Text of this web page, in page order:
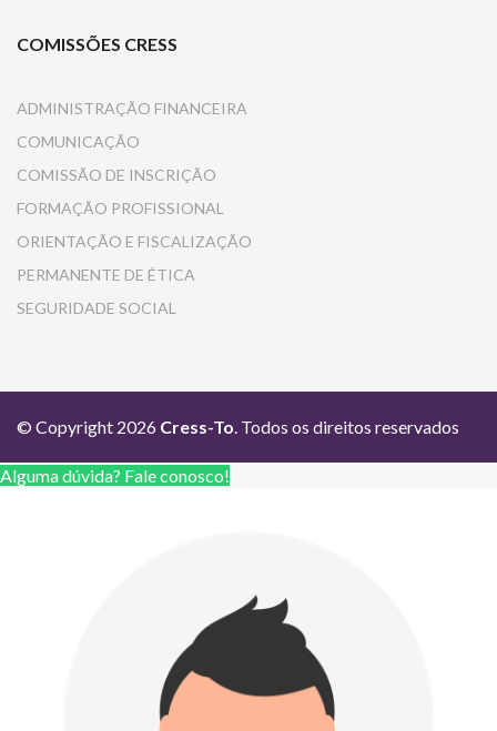
COMISSÕES CRESS
ADMINISTRAÇÃO FINANCEIRA
COMUNICAÇÃO
COMISSÃO DE INSCRIÇÃO
FORMAÇÃO PROFISSIONAL
ORIENTAÇÃO E FISCALIZAÇÃO
PERMANENTE DE ÉTICA
SEGURIDADE SOCIAL
© Copyright 2026 Cress-To. Todos os direitos reservados
Alguma dúvida? Fale conosco!